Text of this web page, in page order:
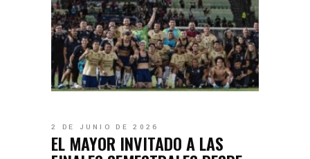
2 DE JUNIO DE 2026
EL MAYOR INVITADO A LAS